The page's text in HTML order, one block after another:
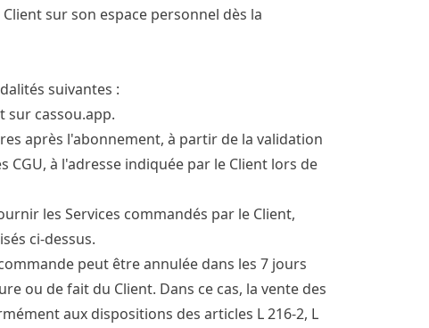
sur son espace personnel dès la
suivantes :
sur cassou.app.
après l'abonnement, à partir de la validation
à l'adresse indiquée par le Client lors de
les Services commandés par le Client,
ci-dessus.
peut être annulée dans les 7 jours
ou de fait du Client. Dans ce cas, la vente des
aux dispositions des articles L 216-2, L